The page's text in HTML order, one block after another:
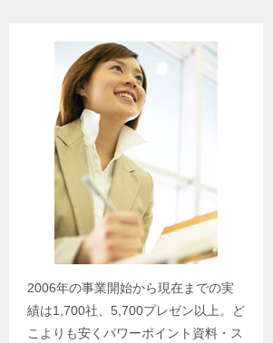
2006年の事業開始から現在までの実
績は1,700社、5,700プレゼン以上。ど
こよりも安くパワーポイント資料・ス